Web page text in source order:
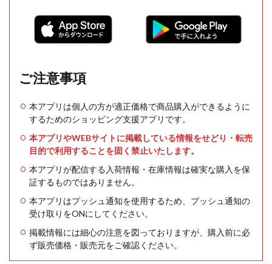
ご注意事項
本アプリは個人の方が適正価格で商品購入ができるように
するためのショッピング支援アプリです。
本アプリやWEBサイトに掲載している情報をせどり・転売
目的で利用することを固く禁止いたします。
本アプリが配信する入荷情報・在庫情報は確実な購入を保
証するものではありません。
本アプリはプッシュ通知を使用するため、プッシュ通知の
受け取りをONにしてください。
掲載情報には細心の注意を図っておりますが、購入前に必
ず販売価格・販売元をご確認ください。